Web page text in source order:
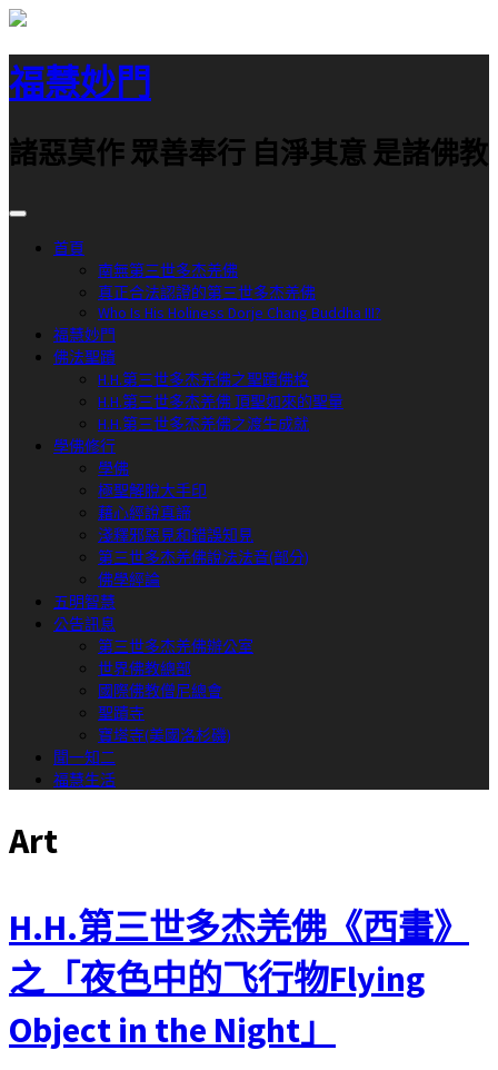
跳
至
主
要
容
福慧妙門
諸惡莫作 眾善奉行 自淨其意 是諸佛教
首頁
南無第三世多杰羌佛
真正合法認證的第三世多杰羌佛
Who Is His Holiness Dorje Chang Buddha III?
福慧妙門
佛法聖蹟
H.H.第三世多杰羌佛之聖蹟佛格
H.H.第三世多杰羌佛 頂聖如來的聖量
H.H.第三世多杰羌佛之渡生成就
學佛修行
學佛
極聖解脫大手印
藉心經說真諦
淺釋邪惡見和錯誤知見
第三世多杰羌佛說法法音(部分)
佛學經論
五明智慧
公告訊息
第三世多杰羌佛辦公室
世界佛教總部
國際佛教僧尼總會
聖蹟寺
寶塔寺(美國洛杉磯)
聞一知二
福慧生活
Art
H.H.第三世多杰羌佛《西畫》
之「夜色中的飞行物Flying
Object in the Night」